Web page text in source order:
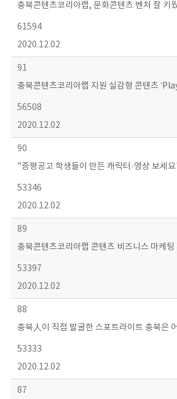
충북콘텐츠코리아랩, 문화콘텐츠 벤처 잘 키
61594
2020.12.02
91
충북콘텐츠코리아랩 지원 실감형 콘텐츠
56508
2020.12.02
90
"증평공고 학생들이 만든 캐릭터·영상 보세
53346
2020.12.02
89
충북콘텐츠코리아랩 콘텐츠 비즈니스 마케팅
53397
2020.12.02
88
충북人이 직접 발굴한 스포트라이트 충북은
53333
2020.12.02
87